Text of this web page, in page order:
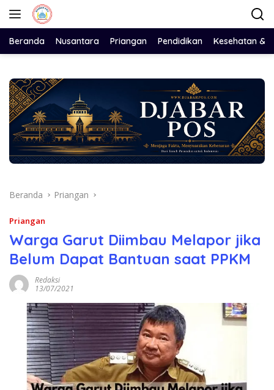
Langsung
Beranda Nusantara Priangan Pendidikan Kesehatan &
Beranda Priangan
Priangan
Warga Garut Diimbau Melapor jika
Belum Dapat Bantuan saat PPKM
Redaksi
13/07/2021